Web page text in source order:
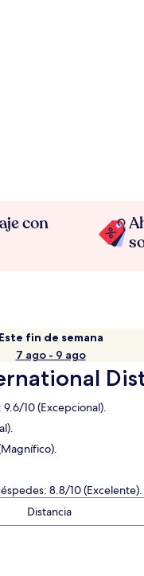
con
Este fin de semana
7 ago - 9 ago
10 (Excepcional).
8.8/10 (Excelente).
Distancia